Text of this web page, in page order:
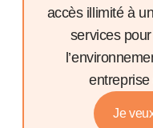
accès illimité à
services
Je